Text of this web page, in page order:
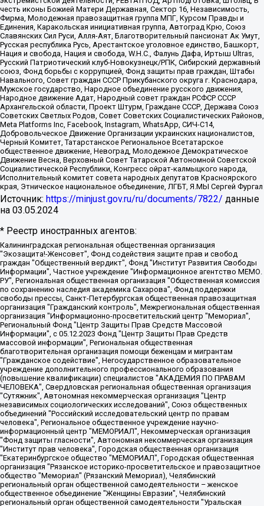
честь иконы Божией Матери Державная, Сектор 16, Независимость,
Фирма, Молодежная правозащитная группа МПГ, Курсом Правды и
Единения, Каракольская инициативная группа, Автоград Крю, Союз
Славянских Сил Руси, Алля-Аят, Благотворительный пансионат Ак Умут,
Русская республика Русь, Арестантское уголовное единство, Башкорт,
Нация и свобода, Нация и свобода, W.H.С., Фалунь Дафа, Иртыш Ultras,
Русский Патриотический клуб-Новокузнецк/РПК, Сибирский державный
союз, Фонд борьбы с коррупцией, Фонд защиты прав граждан, Штабы
Навального, Совет граждан СССР Прикубанского округа г. Краснодара,
Мужское государство, Народное объединение русского движения,
Народное движение Адат, Народный совет граждан РСФСР СССР
Архангельской области, Проект Штурм, Граждане СССР, Держава Союз
Советских Светлых Родов, Совет Советских Социалистических Районов,
Meta Platforms Inc, Facebook, Instagram, WhatsApp, СИЧ-С14,
Добровольческое Движение Организации украинских националистов,
Черный Комитет, Татарстанское Региональное Всетатарское
общественное движение, Невоград, Молодежное Демократическое
Движение Весна, Верховный Совет Татарской Автономной Советской
Социалистической Республики, Конгресс ойрат-калмыцкого народа,
Исполнительный комитет совета народных депутатов Красноярского
края, Этническое национальное объединение, ЛГБТ, Я.МЫ Сергей Фургал
Источник: https://minjust.gov.ru/ru/documents/7822/ данные
на 03.05.2024
* Реестр иностранных агентов:
Калининградская региональная общественная организация "Экозащита!-Женсовет", Фонд содействия защите прав и свобод граждан "Общественный вердикт", Фонд "Институт Развития Свободы Информации", Частное учреждение "Информационное агентство МЕМО. РУ", Региональная общественная организация "Общественная комиссия по сохранению наследия академика Сахарова", Фонд поддержки свободы прессы, Санкт-Петербургская общественная правозащитная организация "Гражданский контроль", Межрегиональная общественная организация "Информационно-просветительский центр "Мемориал", Региональный Фонд "Центр Защиты Прав Средств Массовой Информации", с 05.12.2023 Фонд "Центр Защиты Прав Средств массовой информации", Региональная общественная благотворительная организация помощи беженцам и мигрантам "Гражданское содействие", Негосударственное образовательное учреждение дополнительного профессионального образования (повышение квалификации) специалистов "АКАДЕМИЯ ПО ПРАВАМ ЧЕЛОВЕКА", Свердловская региональная общественная организация "Сутяжник", Автономная некоммерческая организация "Центр независимых социологических исследований", Союз общественных объединений "Российский исследовательский центр по правам человека", Региональное общественное учреждение научно-информационный центр "МЕМОРИАЛ", Некоммерческая организация "Фонд защиты гласности", Автономная некоммерческая организация "Институт прав человека", Городская общественная организация "Екатеринбургское общество "МЕМОРИАЛ", Городская общественная организация "Рязанское историко-просветительское и правозащитное общество "Мемориал" (Рязанский Мемориал), Челябинский региональный орган общественной самодеятельности – женское общественное объединение "Женщины Евразии", Челябинский региональный орган общественной самодеятельности "Уральская правозащитная группа", Фонд содействия защите здоровья и социальной справедливости имени Андрея Рылькова, Автономная Некоммерческая Организация "Аналитический Центр Юрия Левады", Автономная некоммерческая организация социальной поддержки населения "Проект Апрель", Региональная общественная организация помощи женщинам и детям, находящимся в кризисной ситуации "Информационно-методический центр "Анна", Фонд содействия развитию массовых коммуникаций и правовому просвещению "Так-так-Так", Фонд содействия устойчивому развитию "Серебряная тайга", Свердловский региональный общественный фонд социальных проектов "Новое время", "Idel.Реалии", Кавказ.Реалии, Крым.Реалии, Телеканал Настоящее Время, Татаро-башкирская служба Радио Свобода (Azatliq Radiosi), Радио Свободная Европа/Радио Свобода (PCE/PC), "Сибирь.Реалии", "Фактограф", Благотворительный фонд помощи осужденным и их семьям, Автономная некоммерческая организация "Институт глобализации и социальных движений", Фонд "В защиту прав заключенных", Частное учреждение "Центр поддержки и содействия развитию средств массовой информации", Пензенский региональный общественный благотворительный фонд "Гражданский союз", "Север.Реалии", Некоммерческая организация Фонд "Правовая инициатива", Общество с ограниченной ответственностью "Радио Свободная Европа/Радио Свобода", Чешское информационное агентство "MEDIUM-ORIENT", Красноярская региональная общественная организация "Мы против СПИДа", Камалягин Денис Николаевич, Маркелов Сергей Евгеньевич, Пономарев Лев Александрович, Савицкая Людмила Алексеевна, Автономная некоммерческая организация "Центр по работе с проблемой насилия "НАСИЛИЮ.НЕТ", Межрегиональный профессиональный союз работников здравоохранения "Альянс врачей", Юридическое лицо, зарегистрированное в Латвийской Республике, SIA "Medusa Project" (регистрационный номер 40103797863, дата регистрации 10.06.2014), Некоммерческая организация "Фонд по борьбе с коррупцией", Автономная некоммерческая организация "Институт права и публичной политики", Баданин Роман Сергеевич, Гликин Максим Александрович, Железнова Мария Михайловна, Лукьянова Юлия Сергеевна, Маетная Елизавета Витальевна, Маняхин Петр Борисович, Чуракова Ольга Владимировна, Ярош Юлия Петровна, Юридическое лицо "The Insider SIA", зарегистрированное в Риге, Латвийская Республика (дата регистрации 26.06.2015), являющееся администратором доменного имени интернет-издания "The Insider SIA", https://theins.ru, Постернак Алексей Евгеньевич, Рубин Михаил Аркадьевич, Анин Роман Александрович, Юридическое лицо Istories fonds, зарегистрированное в Латвийской Республике (регистрационный номер 50008295751, дата регистрации 24.02.2020), Великовский Дмитрий Александрович, Долинина Ирина Николаевна, Мароховская Алеся Алексеевна, Шлейнов Роман Юрьевич, Шмагун Олеся Валентиновна, Общество с ограниченной ответственностью "Альтаир 2021", Общество с ограниченной ответственностью "Вега 2021", Общество с ограниченной ответственностью "Главный редактор 2021", Общество с ограниченной ответственностью "Ромашки монолит", Важенков Артем Валерьевич, Ивановская областная общественная организация "Центр гендерных исследований", Гурман Юрий Альбертович, Медиапроект "ОВД-Инфо", Егоров Владимир Владимирович, Жилинский Владимир Александрович, Общество с ограниченной ответственностью "ЗП", Иванова София Юрьевна, Карезина Инна Павловна, Кильтау Екатерина Викторовна, Петров Алексей Викторович, Пискунов Сергей Евгеньевич, Смирнов Сергей Сергеевич, Тихонов Михаил Сергеевич, Общество с ограниченной ответственностью "ЖУРНАЛИСТ-ИНОСТРАННЫЙ АГЕНТ", Арапова Галина Юрьевна, Вольтская Татьяна Анатольевна, Американская компания "Mason G.E.S. Anonymous Foundation" (США), являющаяся владельцем интернет-издания https://mnews.world/, Компания "Stichting Bellingcat", зарегистрированная в Нидерландах (дата регистрации 11.07.2018), Захаров Андрей Вячеславович, Клепиковская Екатерина Дмитриевна, Общество с ограниченной ответственностью "МЕМО", Перл Роман Александрович, Симонов Евгений Алексеевич, Соловьева Елена Анатольевна, Сотников Даниил Владимирович, Сурначева Елизавета Дмитриевна, Автономная некоммерческая организация по защите прав человека и информированию населения "Якутия – Наше Мнение", Общество с ограниченной ответственностью "Москоу диджитал медиа", с 26.01.2023 Общество с ограниченной ответственностью "Чайка Белые сады", Ветошкина Валерия Валерьевна, Заговора Максим Александрович, Межрегиональное общественное движение "Российская ЛГБТ - сеть", Оленичев Максим Владимирович, Павлов Иван Юрьевич, Скворцова Елена Сергеевна, Общество с ограниченной ответственностью "Как бы инагент", Кочетков Игорь Викторович, Общество с ограниченной ответственностью "Честные выборы", Еланчик Олег Александрович, Общество с ограниченной ответственностью "Нобелевский призыв", Гималова Регина Эмилевна, Григорьев Андрей Валерьевич, Григорьева Алина Александровна, Ассоциация по содействию защите прав призывников, альтернативнослужащих и военнослужащих "Правозащитная группа "Гражданин.Армия.Право", Хисамова Регина Фаритовна, Автономная некоммерческая организация по реализации социально-правовых программ "Лилит", Дальневосточное общественное движение "Маяк", Санкт-Петербургская ЛГБТ-инициативная группа "Выход", Инициативная группа ЛГБТ+ "Реверс", Алексеев Андрей Викторович, Бекбулатова Таисия Львовна, Беляев Иван Михайлович, Владыкина Елена Сергеевна, Гельман Марат Александрович, Никульшина Вероника Юрьевна, Толоконникова Надежда Андреевна, Шендерович Виктор Анатольевич, Общество с ограниченной ответственностью "Данное сообщение", Общество с ограниченной ответственностью Издательский дом "Новая глава", Айнбиндер Александра Александровна, Московский комьюнити-центр для ЛГБТ+инициатив, Благотворительный фонд развития филантропии, Deutsche Welle (Германия, Kurt-Schumacher-Strasse 3, 53113 Bonn), Борзунова Мария Михайловна, Воробьев Виктор Викторович, Голубева Анна Львовна, Константинова Алла Михайловна, Малкова Ирина Владимировна, Мурадов Мурад Абдулгалимович, Осетинская Елизавета Николаевна, Понасенков Евгений Николаевич, Ганапольский Матвей Юрьевич, Киселев Евгений Алексеевич, Борухович Ирина Григорьевна, Дремин Иван Тимофеевич, Дубровский Дмитрий Викторович, Красноярская региональная общественная организация поддержки и развития альтернативных образовательных технологий и межкультурных коммуникаций "ИНТЕРРА", Маяковская Екатерина Алексеевна, Фейгин Марк Захарович, Филимонов Андрей Викторович, Дзугкоева Регина Николаевна, Доброхотов Роман Александрович, Дудь Юрий Александрович, Елкин Сергей Владимирович, Кругликов Кирилл Игоревич, Сабунаева Мария Леонидовна, Семенов Алексей Владимирович, Шаинян Карен Багратович, Шульман Екатерина Михайловна, Асафьев Артур Валерьевич, Вахштайн Виктор Семенович, Венедиктов Алексей Алексеевич, Лушникова Екатерина Евгеньевна, Волков Леонид Михайлович, Невзоров Александр Глебович, Пархоменко Сергей Борисович, Сироткин Ярослав Николаевич, Кара-Мурза Владимир Владимирович, Баранова Наталья Владимировна, Гозман Леонид Яковлевич, Кагарлицкий Борис Юльевич, Климарев Михаил Валерьевич, Милов Владимир Станиславович, Автономная некоммерческая организация Краснодарский центр современного искусства "Типография", Моргенштерн Алишер Тагирович, Соболь Любовь Эдуардовна, Общество с ограниченной ответственностью "ЛИЗА НОРМ", Каспаров Гарри Кимович, Ходорковский Михаил Борисович, Общество с ограниченной ответственностью "Апрельские тезисы", Данилович Ирина Брониславовна, Кашин Олег Владимирович, Петров Николай Владимирович, Пивоваров Алексей Владимирович, Соколов Михаил Владимирович, Цветкова Юлия Владимировна, Чичваркин Евгений Александрович, Комитет против пыток/Команда против пыток, Общество с ограниченной ответственностью "Первый научный", Общество с ограниченной ответственностью "Вертолет и ко", Белоцерковская Вероника Борисовна, Кац Максим Евгеньевич, Лазарева Татьяна Юрьевна, Шаведдинов Руслан Табризович, Яшин Илья Валерьевич, Общество с ограниченной ответственностью "Иноагент ААВ", Алешковский Дмитрий Петрович, Альбац Евгения Марковна, Быков Дмитрий Львович, Галямина Юлия Евгеньевна, Лойко Сергей Леонидович, Мартынов Кирилл Константинович, Медведев Сергей Александрович, Крашенинников Федор Геннадиевич, Гордеева Катерина Вл